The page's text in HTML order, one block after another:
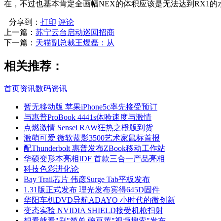
在，不过也基本肯定全画幅NEX的体积应该是无法达到RX1的
打印 评论
分享到：
上一篇： 苏宁云台启动巡回招商
下一篇： 天猫副总裁王煜磊：从
相关推荐：
首页资讯数码资讯
暂无移动版 苹果iPhone5c率先接受预订
与惠普ProBook 4441s体验速度与激情
点燃激情 Sensei RAW狂热之橙版到货
激萌可爱 微软蓝影3500艺术家鼠标首报
配Thunderbolt 惠普发布ZBook移动工作站
华硕变形本亮相IDF 首款三合一产品亮相
科技色彩进化论
Bay Trail芯片 伟彦Surge Tab平板发布
1.31版正式发布 理光发布宾得645D固件
华阳车机DVD导航ADAYO 小时代的微创新
变态实验 NVIDIA SHIELD接受机枪扫射